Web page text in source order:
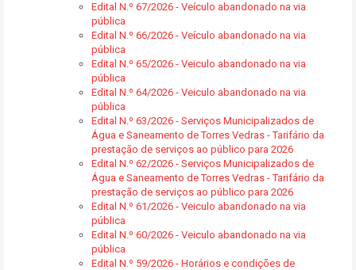
Edital N.º 67/2026 - Veículo abandonado na via
pública
Edital N.º 66/2026 - Veículo abandonado na via
pública
Edital N.º 65/2026 - Veiculo abandonado na via
pública
Edital N.º 64/2026 - Veiculo abandonado na via
pública
Edital N.º 63/2026 - Serviços Municipalizados de
Água e Saneamento de Torres Vedras - Tarifário da
prestação de serviços ao público para 2026
Edital N.º 62/2026 - Serviços Municipalizados de
Água e Saneamento de Torres Vedras - Tarifário da
prestação de serviços ao público para 2026
Edital N.º 61/2026 - Veiculo abandonado na via
pública
Edital N.º 60/2026 - Veiculo abandonado na via
pública
Edital N.º 59/2026 - Horários e condições de